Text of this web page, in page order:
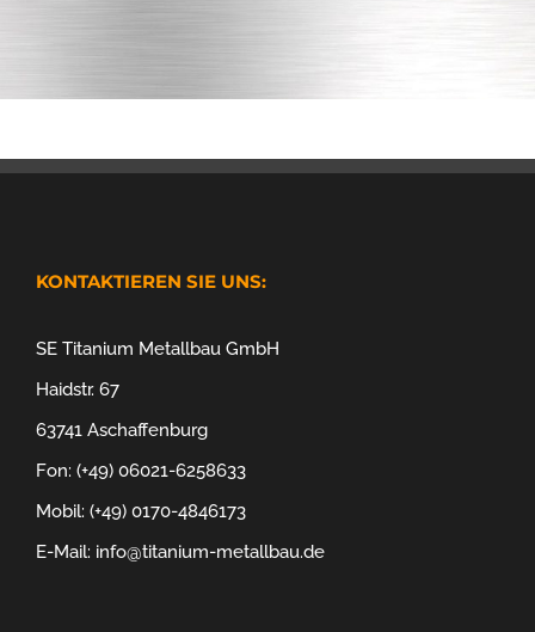
KONTAKTIEREN SIE UNS:
SE Titanium Metallbau GmbH
Haidstr. 67
63741 Aschaffenburg
Fon: (+49) 06021-6258633
Mobil: (+49) 0170-4846173
E-Mail: info@titanium-metallbau.de